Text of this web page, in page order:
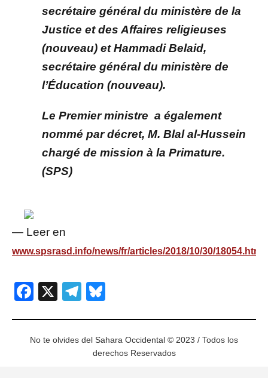
secrétaire général du ministère de la
Justice et des Affaires religieuses
(nouveau) et Hammadi Belaid,
secrétaire général du ministère de
l’Éducation (nouveau).
Le Premier ministre a également
nommé par décret, M. Blal al-Hussein
chargé de mission à la Primature.
(SPS)
— Leer en
www.spsrasd.info/news/fr/articles/2018/10/30/18054.html
Facebook
X Telegram
No te olvides del Sahara Occidental © 2023 / Todos los
derechos Reservados